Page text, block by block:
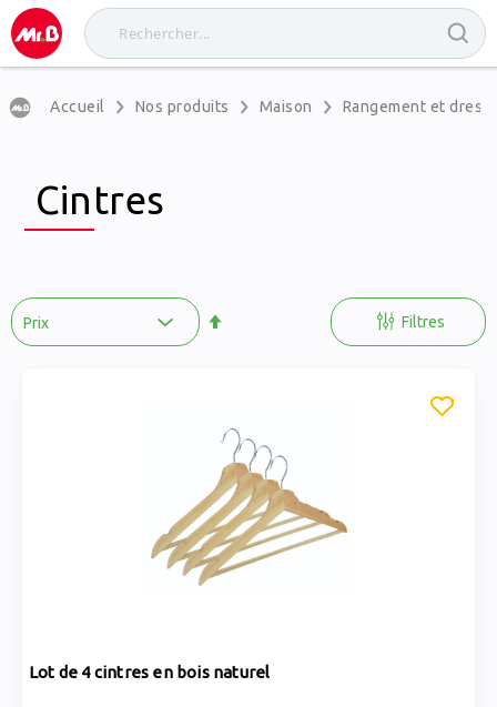
Accueil Nos produits Maison Rangement et
Cintres
Filtres
Lot de 4 cintres en bois naturel